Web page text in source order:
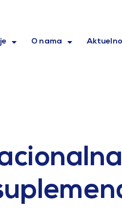
O nama Aktuelno